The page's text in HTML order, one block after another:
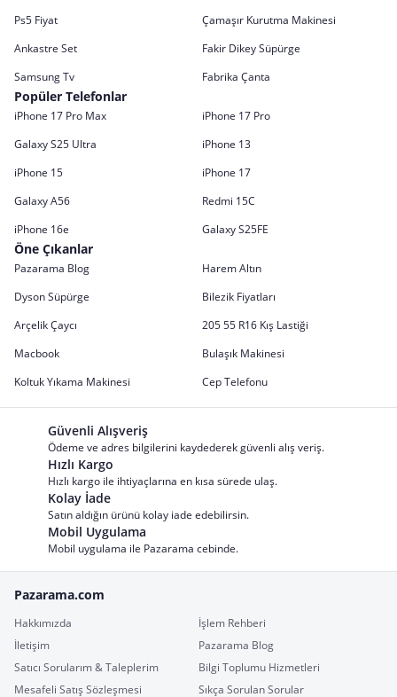
Ps5 Fiyat
Çamaşır Kurutma Makinesi
Ankastre Set
Fakir Dikey Süpürge
Samsung Tv
Fabrika Çanta
Popüler Telefonlar
iPhone 17 Pro Max
iPhone 17 Pro
Galaxy S25 Ultra
iPhone 13
iPhone 15
iPhone 17
Galaxy A56
Redmi 15C
iPhone 16e
Galaxy S25FE
Öne Çıkanlar
Pazarama Blog
Harem Altın
Dyson Süpürge
Bilezik Fiyatları
Arçelik Çaycı
205 55 R16 Kış Lastiği
Macbook
Bulaşık Makinesi
Koltuk Yıkama Makinesi
Cep Telefonu
Güvenli Alışveriş
Ödeme ve adres bilgilerini kaydederek güvenli alış veriş.
Hızlı Kargo
Hızlı kargo ile ihtiyaçlarına en kısa sürede ulaş.
Kolay İade
Satın aldığın ürünü kolay iade edebilirsin.
Mobil Uygulama
Mobil uygulama ile Pazarama cebinde.
Pazarama.com
Hakkımızda
İşlem Rehberi
İletişim
Pazarama Blog
Satıcı Sorularım & Taleplerim
Bilgi Toplumu Hizmetleri
Mesafeli Satış Sözleşmesi
Sıkça Sorulan Sorular